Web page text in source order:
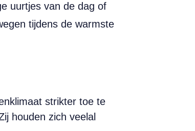
uurtjes van de dag of
tijdens de warmste
strikter toe te
houden zich veelal